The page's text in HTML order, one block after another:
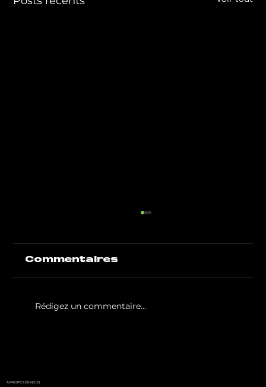
Commentaires
Rédigez un commentaire...
À PROPOS DE NOUS